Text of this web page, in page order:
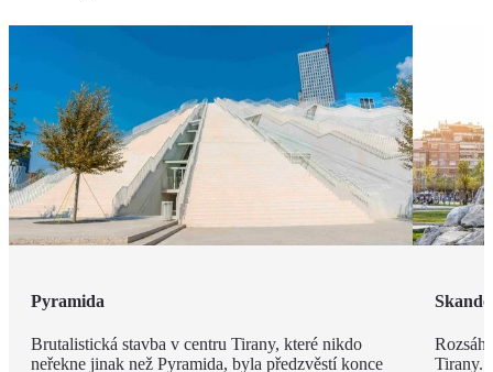
Pyramida
Brutalistická stavba v centru Tirany, které nikdo
neřekne jinak než Pyramida, byla předzvěstí konce
Tirany.